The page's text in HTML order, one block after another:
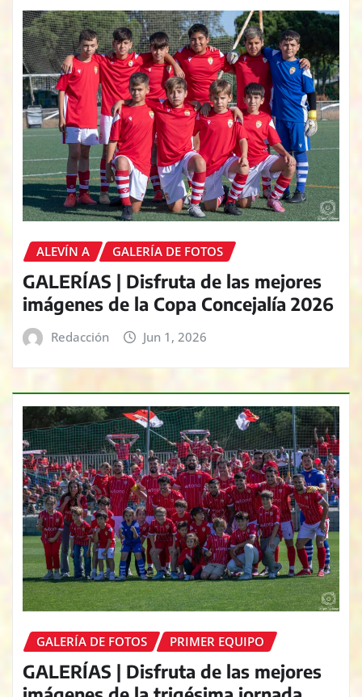
ALEVÍN A GALERÍA DE FOTOS
GALERÍAS | Disfruta de las mejores
imágenes de la Copa Concejalía 2026
Redacción Jun 1, 2026
GALERÍA DE FOTOS PRIMER EQUIPO
GALERÍAS | Disfruta de las mejores